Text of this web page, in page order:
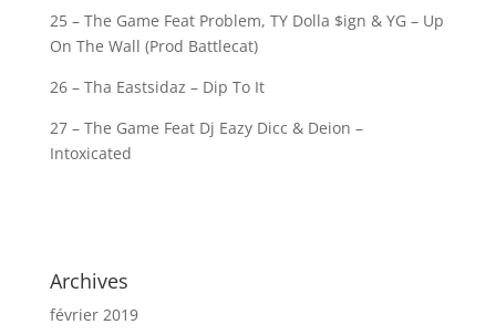
25 – The Game Feat Problem, TY Dolla $ign & YG – Up
On The Wall (Prod Battlecat)
26 – Tha Eastsidaz – Dip To It
27 – The Game Feat Dj Eazy Dicc & Deion –
Intoxicated
Archives
février 2019